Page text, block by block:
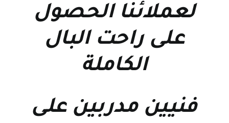
لعملائنا الحصول
على راحت البال
الكاملة
فنيين مدربين على